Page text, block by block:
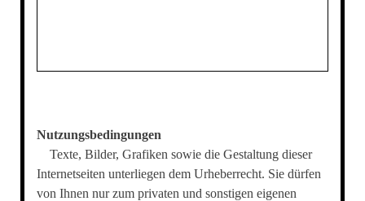
Nutzungsbedingungen
Texte, Bilder, Grafiken sowie die Gestaltung dieser
Internetseiten unterliegen dem Urheberrecht. Sie dürfen
von Ihnen nur zum privaten und sonstigen eigenen